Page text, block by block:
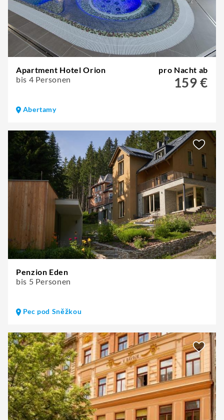
Apartment Hotel Orion
bis 4 Personen
pro Nacht ab
159 €
Abertamy
Penzion Eden
bis 5 Personen
Pec pod Sněžkou